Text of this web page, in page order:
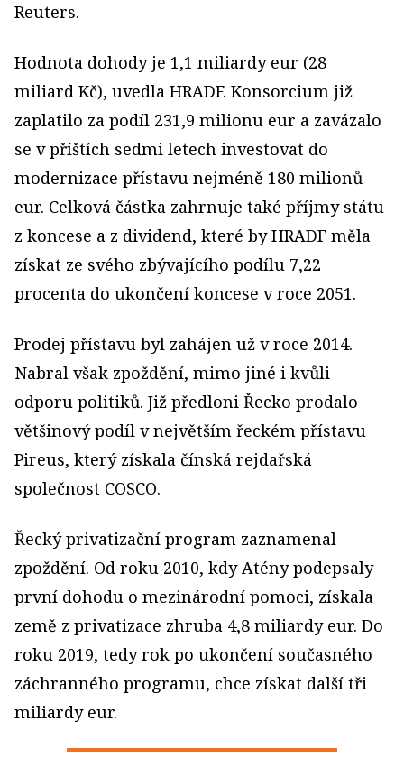
Reuters.
Hodnota dohody je 1,1 miliardy eur (28
miliard Kč), uvedla HRADF. Konsorcium již
zaplatilo za podíl 231,9 milionu eur a zavázalo
se v příštích sedmi letech investovat do
modernizace přístavu nejméně 180 milionů
eur. Celková částka zahrnuje také příjmy státu
z koncese a z dividend, které by HRADF měla
získat ze svého zbývajícího podílu 7,22
procenta do ukončení koncese v roce 2051.
Prodej přístavu byl zahájen už v roce 2014.
Nabral však zpoždění, mimo jiné i kvůli
odporu politiků. Již předloni Řecko prodalo
většinový podíl v největším řeckém přístavu
Pireus, který získala čínská rejdařská
společnost COSCO.
Řecký privatizační program zaznamenal
zpoždění. Od roku 2010, kdy Atény podepsaly
první dohodu o mezinárodní pomoci, získala
země z privatizace zhruba 4,8 miliardy eur. Do
roku 2019, tedy rok po ukončení současného
záchranného programu, chce získat další tři
miliardy eur.